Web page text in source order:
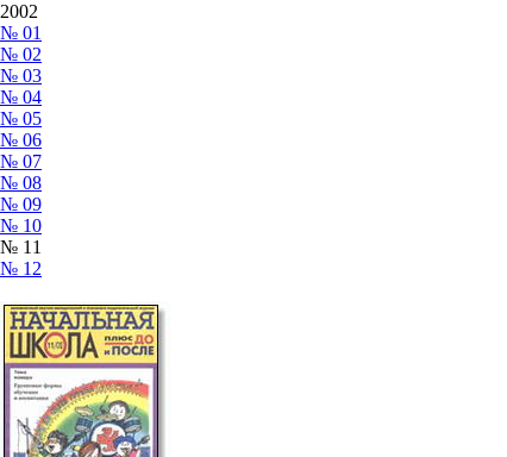
2002
№ 01
№ 02
№ 03
№ 04
№ 05
№ 06
№ 07
№ 08
№ 09
№ 10
№ 11
№ 12